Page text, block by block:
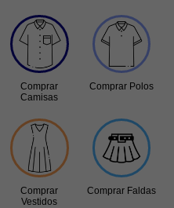
Comprar
Camisas
Comprar Polos
Comprar
Vestidos
Comprar Faldas